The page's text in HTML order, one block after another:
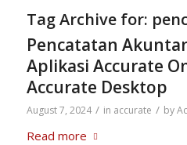
Tag Archive for:
Pencatatan
Aplikasi Accurate
Accurate Desktop
August 7, 2024 / in accurate / by
Read more